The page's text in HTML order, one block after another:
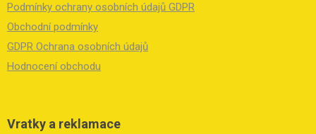
Podmínky ochrany osobních údajů GDPR
Obchodní podmínky
GDPR Ochrana osobních údajů
Hodnocení obchodu
Vratky a reklamace